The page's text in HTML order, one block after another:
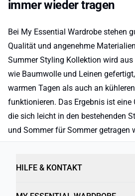
immer wieder tragen
Bei My Essential Wardrobe stehen
Qualität und angenehme
Summer Styling Kollektion wird
wie Baumwolle und Leinen
warmen Tagen als auch an
funktionieren. Das Ergebnis ist eine
die sich leicht in den bestehenden
und Sommer für Sommer getragen
HILFE & KONTAKT